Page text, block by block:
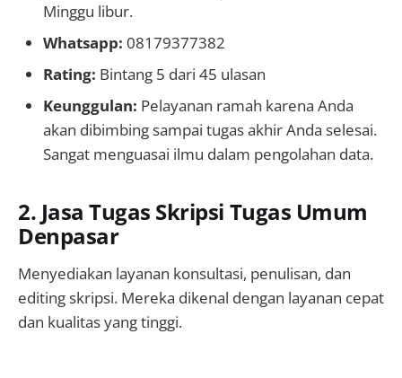
Minggu libur.
Whatsapp: 08179377382
Rating: Bintang 5 dari 45 ulasan
Keunggulan: Pelayanan ramah karena Anda
akan dibimbing sampai tugas akhir Anda selesai.
Sangat menguasai ilmu dalam pengolahan data.
2. Jasa Tugas Skripsi Tugas Umum
Denpasar
Menyediakan layanan konsultasi, penulisan, dan
editing skripsi. Mereka dikenal dengan layanan cepat
dan kualitas yang tinggi.